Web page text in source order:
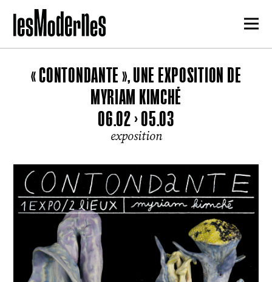
« CONTONDANTE », UNE EXPOSITION DE
MYRIAM KIMCHÉ
06.02 > 05.03
exposition